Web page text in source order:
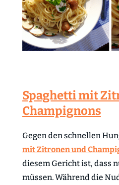
Spaghetti mit
Champignons
Gegen den schnellen
mit Zitronen und
diesem Gericht ist, dass
müssen. Während die